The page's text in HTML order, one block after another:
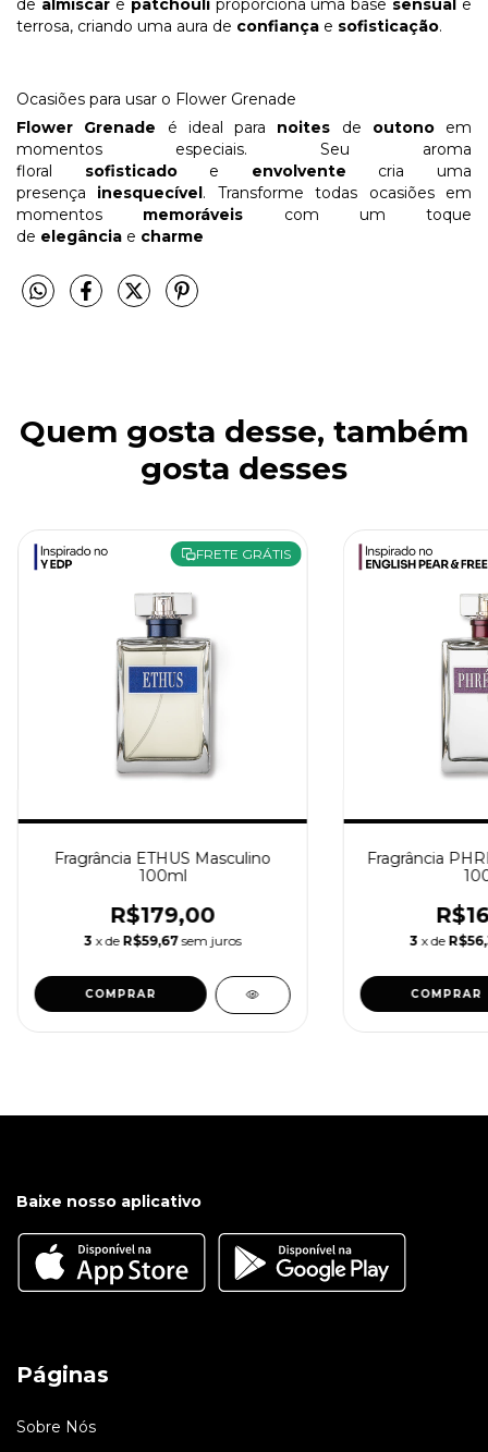
de almíscare patchouliproporciona uma base sensual e
terrosa, criando uma aura de confiança e sofisticação.
Ocasiões para usar o Flower Grenade
Flower Grenade é ideal para noites de outonoem
momentos especiais. Seu aroma
floral sofisticadoe envolvente cria uma
presença inesquecível. Transforme todas ocasiões em
momentos memoráveis com um toque
de elegância e charme
Quem gosta desse, também
gosta desses
FRETE GRÁTIS
Fragrância ETHUS Masculino
100ml
R$179,00
3 x de R$59,67 sem juros
COMPRAR
Fragrância
3 x de
COMPRAR
Baixe nosso aplicativo
Páginas
Sobre Nós